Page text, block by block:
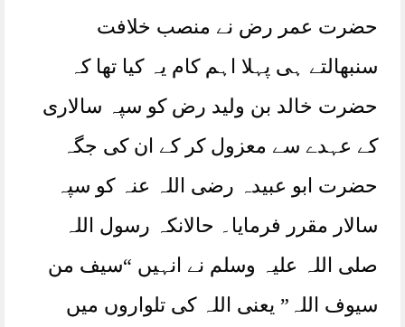
حضرت عمر رض نے منصب خلافت
سنبھالتے ہی پہلا اہم کام یہ کیا تھا کہ
حضرت خالد بن ولید رض کو سپہ سالاری
کے عہدے سے معزول کر کے ان کی جگہ
حضرت ابو عبیدہ رضی اللہ عنہ کو سپہ
سالار مقرر فرمایا۔ حالانکہ رسول اللہ
صلی اللہ علیہ وسلم نے انہیں “سیف من
سیوف اللہ” یعنی اللہ کی تلواروں میں